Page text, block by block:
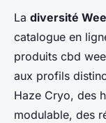
La diversité
catalogue en
produits cbd
aux profils
Haze Cryo, des
modulable, des